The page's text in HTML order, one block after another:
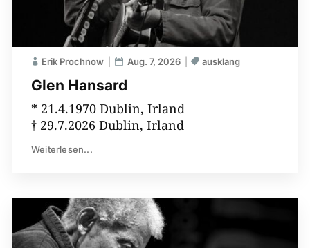
Glen Hansard
Erik Prochnow Aug. 7, 2026 ausklang
* 21.4.1970 Dublin, Irland
† 29.7.2026 Dublin, Irland
Weiterlesen...